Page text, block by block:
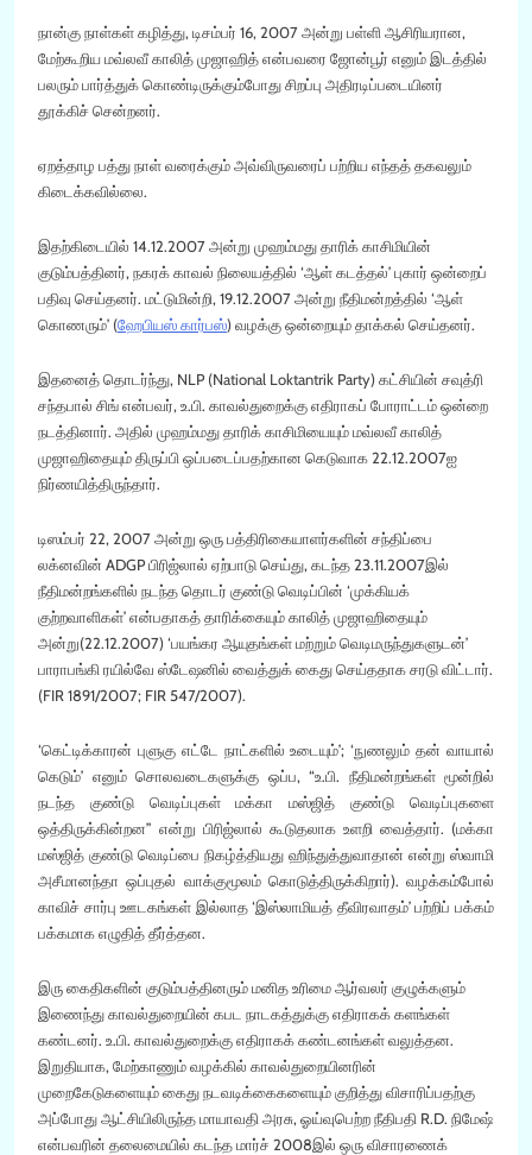
நான்கு நாள்கள் கழித்து, டிசம்பர் 16, 2007 அன்று பள்ளி ஆசிரியரான,
மேற்கூறிய மவ்லவீ காலித் முஜாஹித் என்பவரை ஜோன்பூர் எனும் இடத்தில்
பலரும் பார்த்துக் கொண்டிருக்கும்போது சிறப்பு அதிரடிப்படையினர்
தூக்கிச் சென்றனர்.
ஏறத்தாழ பத்து நாள் வரைக்கும் அவ்விருவரைப் பற்றிய எந்தத் தகவலும்
கிடைக்கவில்லை.
இதற்கிடையில் 14.12.2007 அன்று முஹம்மது தாரிக் காசிமியின்
குடும்பத்தினர், நகரக் காவல் நிலையத்தில் ‘ஆள் கடத்தல்’ புகார் ஒன்றைப்
பதிவு செய்தனர். மட்டுமின்றி, 19.12.2007 அன்று நீதிமன்றத்தில் ‘ஆள்
கொணரும்’ (ஹேபியஸ் கார்பஸ்) வழக்கு ஒன்றையும் தாக்கல் செய்தனர்.
இதனைத் தொடர்ந்து, NLP (National Loktantrik Party) கட்சியின் சவுத்ரி
சந்தபால் சிங் என்பவர், உ.பி. காவல்துறைக்கு எதிராகப் போராட்டம் ஒன்றை
நடத்தினார். அதில் முஹம்மது தாரிக் காசிமியையும் மவ்லவீ காலித்
முஜாஹிதையும் திருப்பி ஒப்படைப்பதற்கான கெடுவாக 22.12.2007ஐ
நிர்ணயித்திருந்தார்.
டிஸம்பர் 22, 2007 அன்று ஒரு பத்திரிகையாளர்களின் சந்திப்பை
லக்னவின் ADGP பிரிஜ்லால் ஏற்பாடு செய்து, கடந்த 23.11.2007இல்
நீதிமன்றங்களில் நடந்த தொடர் குண்டு வெடிப்பின் ‘முக்கியக்
குற்றவாளிகள்’ என்பதாகத் தாரிக்கையும் காலித் முஜாஹிதையும்
அன்று(22.12.2007) ‘பயங்கர ஆயுதங்கள் மற்றும் வெடிமருந்துகளுடன்’
பாராபங்கி ரயில்வே ஸ்டேஷனில் வைத்துக் கைது செய்ததாக சரடு விட்டார்.
(FIR 1891/2007; FIR 547/2007).
‘கெட்டிக்காரன் புளுகு எட்டே நாட்களில் உடையும்’; ‘நுணலும் தன் வாயால்
கெடும்’ எனும் சொலவடைகளுக்கு ஒப்ப, “உ.பி. நீதிமன்றங்கள் மூன்றில்
நடந்த குண்டு வெடிப்புகள் மக்கா மஸ்ஜித் குண்டு வெடிப்புகளை
ஒத்திருக்கின்றன” என்று பிரிஜ்லால் கூடுதலாக உளறி வைத்தார். (மக்கா
மஸ்ஜித் குண்டு வெடிப்பை நிகழ்த்தியது ஹிந்துத்துவாதான் என்று ஸ்வாமி
அசீமானந்தா ஒப்புதல் வாக்குமூலம் கொடுத்திருக்கிறார்). வழக்கம்போல்
காவிச் சார்பு ஊடகங்கள் இல்லாத ‘இஸ்லாமியத் தீவிரவாதம்’ பற்றிப் பக்கம்
பக்கமாக எழுதித் தீர்த்தன.
இரு கைதிகளின் குடும்பத்தினரும் மனித உரிமை ஆர்வலர் குழுக்களும்
இணைந்து காவல்துறையின் கபட நாடகத்துக்கு எதிராகக் களங்கள்
கண்டனர். உ.பி. காவல்துறைக்கு எதிராகக் கண்டனங்கள் வலுத்தன.
இறுதியாக, மேற்காணும் வழக்கில் காவல்துறையினரின்
முறைகேடுகளையும் கைது நடவடிக்கைகளையும் குறித்து விசாரிப்பதற்கு
அப்போது ஆட்சியிலிருந்த மாயாவதி அரசு, ஓய்வுபெற்ற நீதிபதி R.D. நிமேஷ்
என்பவரின் தலைமையில் கடந்த மார்ச் 2008இல் ஒரு விசாரணைக்